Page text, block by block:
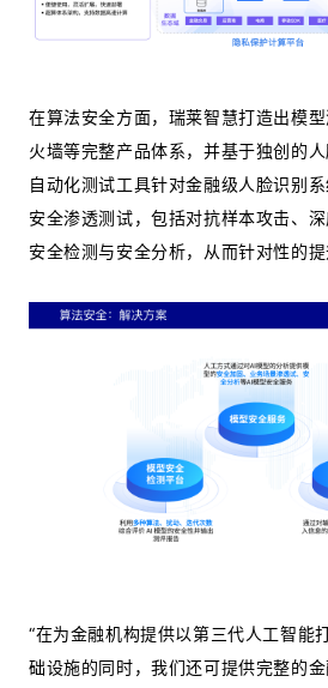
在算法安全方面，瑞莱智慧打造出模
火墙等完整产品体系，并基于独创的
自动化测试工具针对金融级人脸识别
安全渗透测试，包括对抗样本攻击、
安全检测与安全分析，从而针对性的提
“在为金融机构提供以第三代人工智能
础设施的同时，我们还可提供完整的